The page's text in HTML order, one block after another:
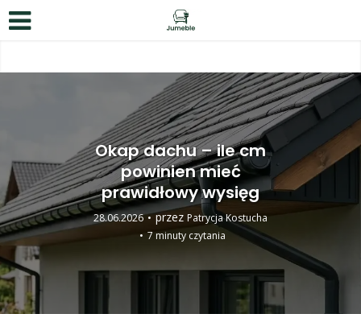
Okap dachu – ile cm
powinien mieć
prawidłowy wysięg
28.06.2026 przez Patrycja Kostucha
7 minuty czytania